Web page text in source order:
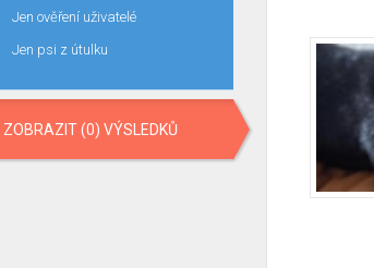
Jen ověření uživatelé
Jen psi z útulku
ZOBRAZIT (0) VÝSLEDKŮ